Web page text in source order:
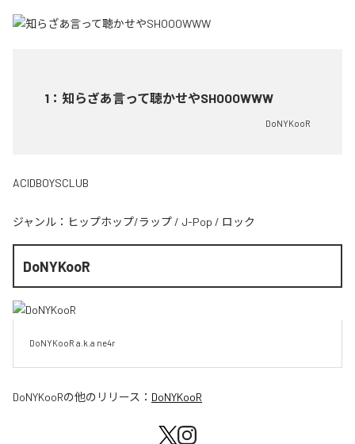
1 ： 知らざあ言って聴かせやSHOOOWWW
DoNYKooR
ACIDBOYSCLUB
ジャンル： ヒップホップ/ラップ / J-Pop / ロック
DoNYKooR
DoNYKooR a.k.a ne4r
DoNYKooRの他のリリース： DoNYKooR